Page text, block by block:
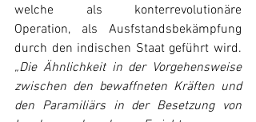
welche als konterrevolutionäre
Operation, als Ausfstandsbekämpfung
„Die Ähnlichkeit in der Vorgehensweise
zwischen den bewaffneten Kräften und
den Paramiliärs in der Besetzung von